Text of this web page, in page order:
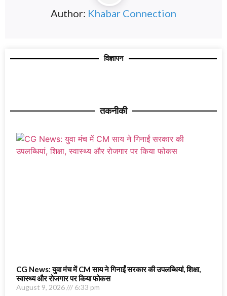
Author: Khabar Connection
विज्ञापन
तकनीकी
CG News: युवा मंच में CM साय ने गिनाईं सरकार की उपलब्धियां, शिक्षा,
स्वास्थ्य और रोजगार पर किया फोकस
August 9, 2026 6:33 pm